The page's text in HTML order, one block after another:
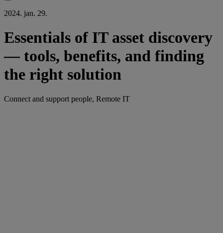
2024. jan. 29.
Essentials of IT asset discovery
— tools, benefits, and finding
the right solution
Connect and support people, Remote IT